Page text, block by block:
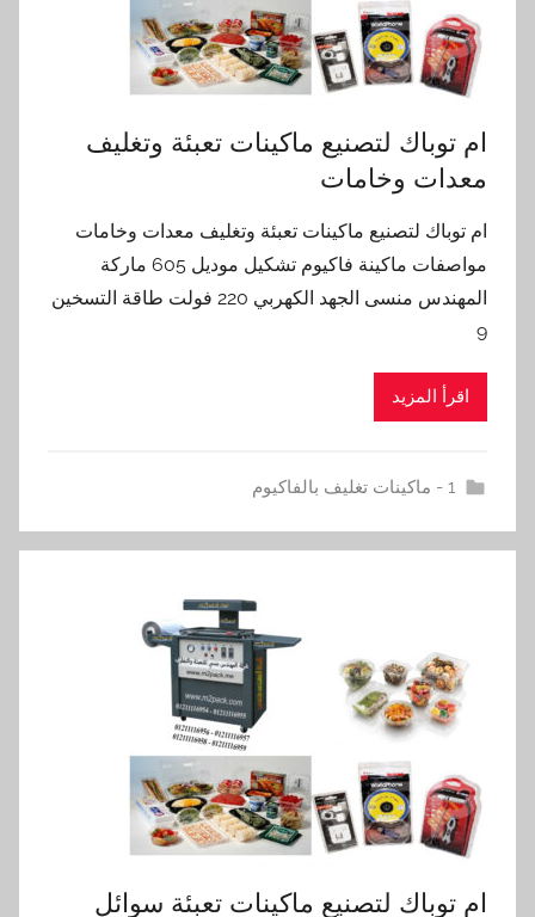
ام توباك لتصنيع ماكينات تعبئة وتغليف
معدات وخامات
ام توباك لتصنيع ماكينات تعبئة وتغليف معدات وخامات
مواصفات ماكينة فاكيوم تشكيل موديل 605 ماركة
المهندس منسى الجهد الكهربي 220 فولت طاقة التسخين
9
اقرأ المزيد
1 - ماكينات تغليف بالفاكيوم
ام توباك لتصنيع ماكينات تعبئة سوائل